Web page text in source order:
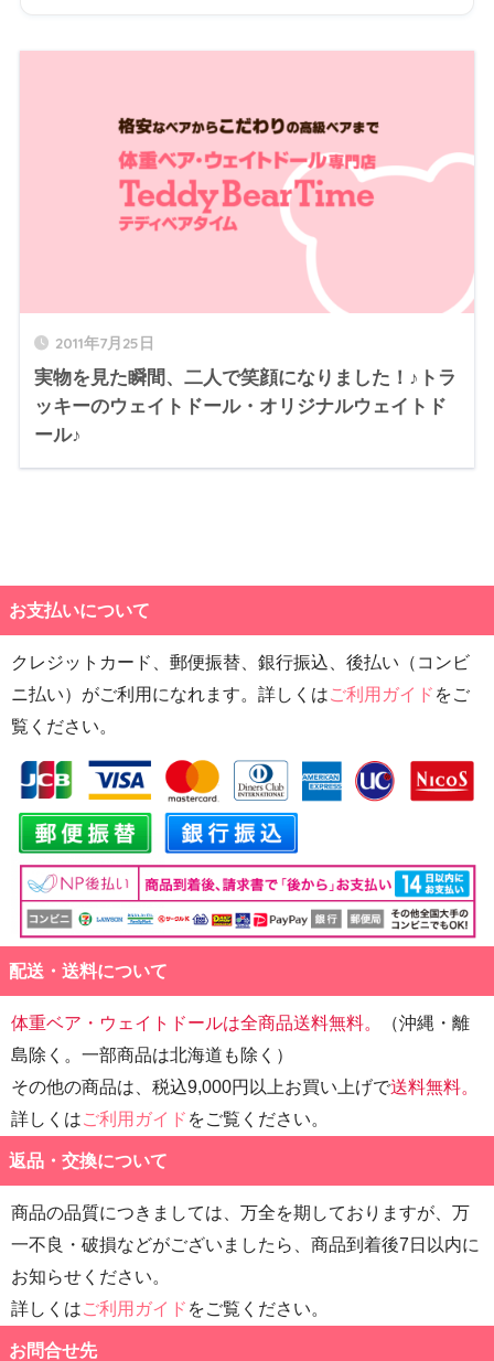
2011年7月25日
実物を見た瞬間、二人で笑顔になりました！♪トラ
ッキーのウェイトドール・オリジナルウェイトド
ール♪
お支払いについて
クレジットカード、郵便振替、銀行振込、後払い（コンビ
ニ払い）がご利用になれます。詳しくはご利用ガイド をご
覧ください。
配送・送料について
体重ベア・ウェイトドールは全商品送料無料。
（沖縄・離
島除く。一部商品は北海道も除く）
その他の商品は、税込9,000円以上お買い上げで送料無料。
詳しくはご利用ガイド をご覧ください。
返品・交換について
商品の品質につきましては、万全を期しておりますが、万
一不良・破損などがございましたら、商品到着後7日以内に
お知らせください。
詳しくはご利用ガイド をご覧ください。
お問合せ先